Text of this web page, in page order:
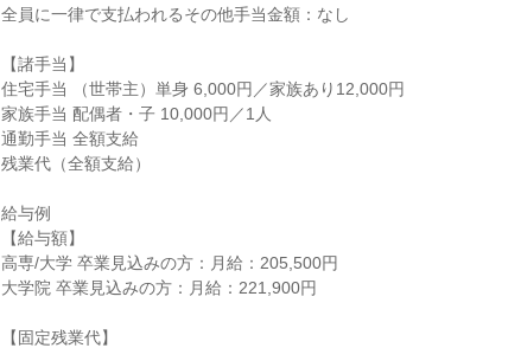
全員に一律で支払われるその他手当金額：なし
【諸手当】
住宅手当 （世帯主）単身 6,000円／家族あり12,000円
家族手当 配偶者・子 10,000円／1人
通勤手当 全額支給
残業代（全額支給）
給与例
【給与額】
高専/大学 卒業見込みの方：月給：205,500円
大学院 卒業見込みの方：月給：221,900円
【固定残業代】